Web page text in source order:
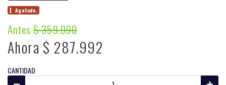
Agotado.
Antes$ 359.990
Ahora $ 287.992
CANTIDAD